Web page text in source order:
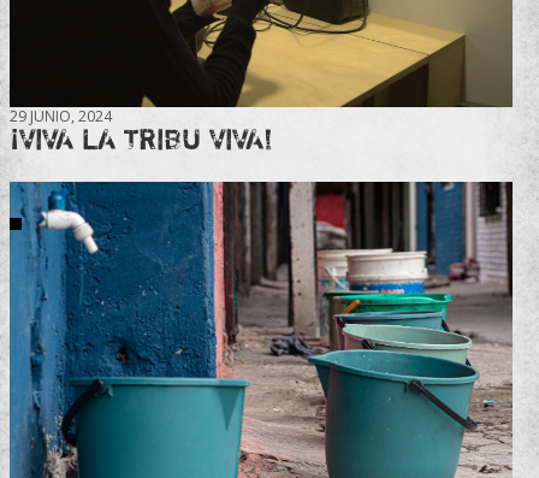
29 JUNIO, 2024
¡VIVA LA TRIBU VIVA!